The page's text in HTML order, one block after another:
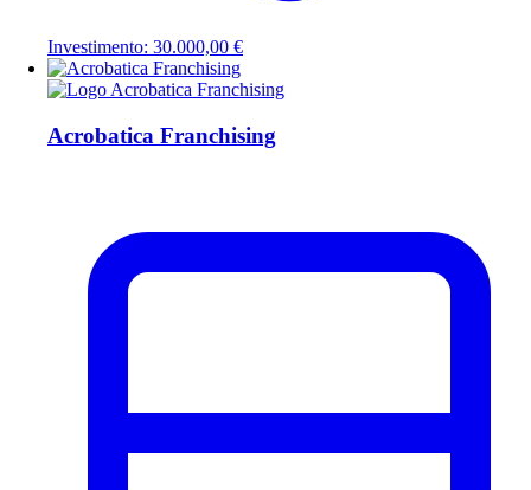
Investimento: 30.000,00 €
Acrobatica Franchising